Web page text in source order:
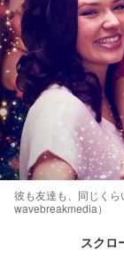
彼も友達も、同じく
wavebreakmedia）
スクロ